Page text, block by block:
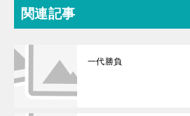
関連記事
一代勝負